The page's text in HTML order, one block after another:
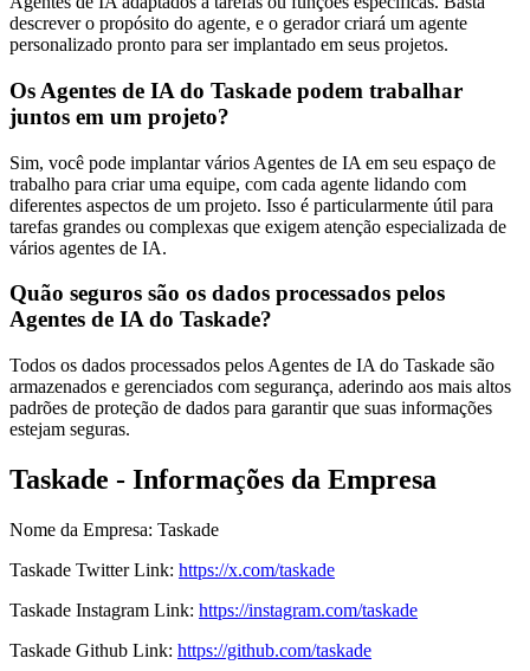
descrever o propósito do agente, e o gerador criará um agente
personalizado pronto para ser implantado em seus projetos.
Os Agentes de IA do Taskade podem trabalhar
juntos em um projeto?
Sim, você pode implantar vários Agentes de IA em seu espaço de
trabalho para criar uma equipe, com cada agente lidando com
diferentes aspectos de um projeto. Isso é particularmente útil para
tarefas grandes ou complexas que exigem atenção especializada de
vários agentes de IA.
Quão seguros são os dados processados pelos
Agentes de IA do Taskade?
Todos os dados processados pelos Agentes de IA do Taskade são
armazenados e gerenciados com segurança, aderindo aos mais altos
padrões de proteção de dados para garantir que suas informações
estejam seguras.
Taskade - Informações da Empresa
Nome da Empresa: Taskade
Taskade Twitter Link: https://x.com/taskade
Taskade Instagram Link: https://instagram.com/taskade
Taskade Github Link: https://github.com/taskade